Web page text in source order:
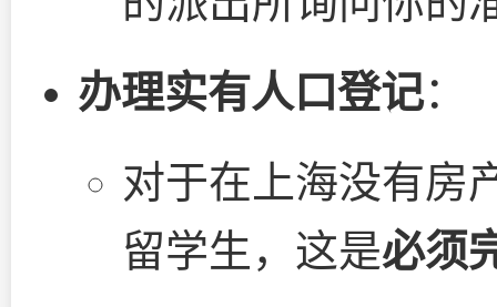
办理实有人口登记：
对于在上海没有房
留学生，这是必须